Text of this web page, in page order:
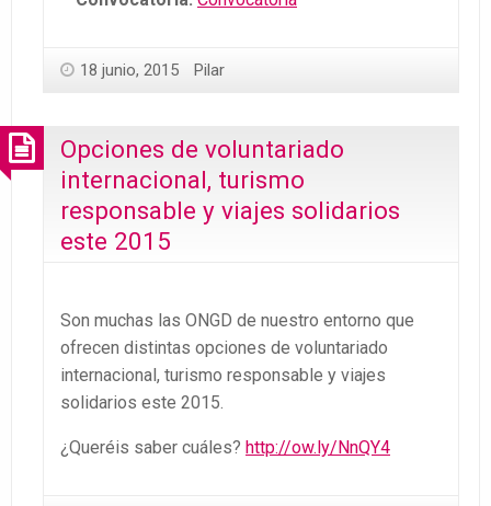
18 junio, 2015 Pilar
Opciones de voluntariado
internacional, turismo
responsable y viajes solidarios
este 2015
Son muchas las ONGD de nuestro entorno que
ofrecen distintas opciones de voluntariado
internacional, turismo responsable y viajes
solidarios este 2015.
¿Queréis saber cuáles? http://ow.ly/NnQY4